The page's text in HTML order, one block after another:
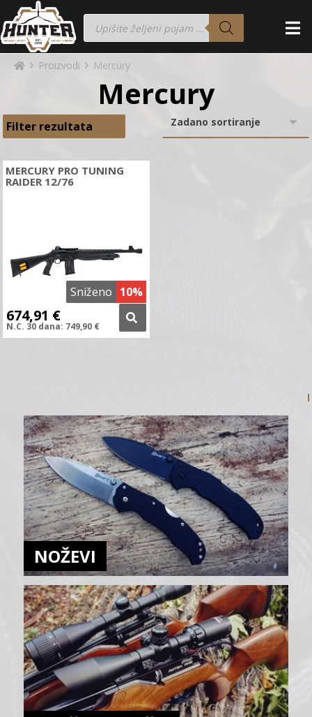
Proizvodi Mercury
Mercury
Filter rezultata
Sniženo 10%
MERCURY PRO TUNING
RAIDER 12/76
674,91 €
N.C. 30 dana: 749,90 €
NOŽEVI